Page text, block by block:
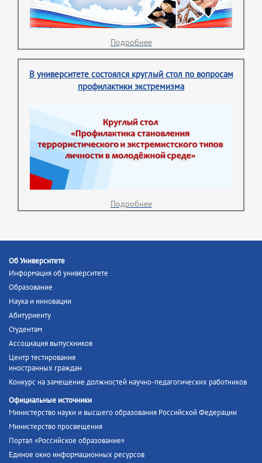
Подробнее
В университете состоялся круглый стол по вопросам
профилактики экстремизма
Подробнее
Об Университете
Информация об университете
Образование
Наука и инновации
Абитуриенту
Студентам
Ассоциация выпускников
Центр тестирования
иностранных граждан
Конкурс на замещение должностей научно-педагогических работников
Официальные источники
Министерство науки и высшего образования Российской Федерации
Министерство просвещения
Портал «Российское образование»
Единое окно информационных ресурсов